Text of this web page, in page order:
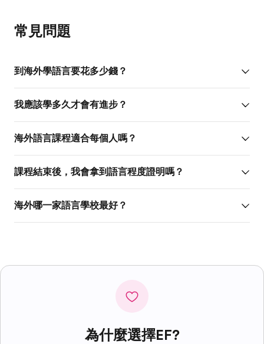
常見問題
到海外學語言要花多少錢？
我應該學多久才會有進步？
海外語言課程適合每個人嗎？
課程結束後，我會拿到語言程度證明嗎？
海外哪一家語言學校最好？
為什麼選擇EF?